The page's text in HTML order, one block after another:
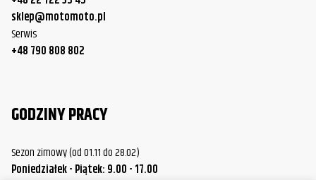
sklep@motomoto.pl
Serwis
+48 790 808 802
GODZINY PRACY
Sezon zimowy (od 01.11 do 28.02)
Poniedziałek - Piątek: 9.00 - 17.00